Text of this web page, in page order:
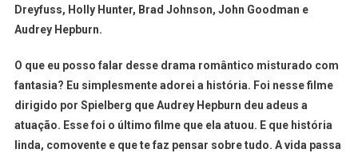
Dreyfuss, Holly Hunter, Brad Johnson, John Goodman e
Audrey Hepburn.
O que eu posso falar desse drama romântico misturado com
fantasia? Eu simplesmente adorei a história. Foi nesse filme
dirigido por Spielberg que Audrey Hepburn deu adeus a
atuação. Esse foi o último filme que ela atuou. E que história
linda, comovente e que te faz pensar sobre tudo. A vida passa